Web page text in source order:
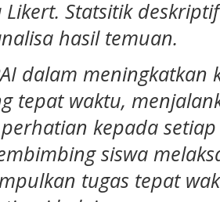
Likert. Statsitik
hasil temuan.
dalam
tepat waktu,
kepada
siswa
tugas tepat